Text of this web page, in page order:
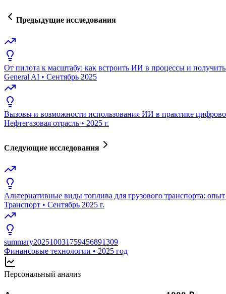
Предыдущие исследования
От пилота к масштабу: как встроить ИИ в процессы и получить
General AI • Сентябрь 2025
Вызовы и возможности использования ИИ в практике
Нефтегазовая отрасль • 2025 г.
Следующие исследования
Альтернативные виды топлива для грузового транспорта:
Транспорт • Сентябрь 2025 г.
summary202510031759456891309
Финансовые технологии • 2025 год
Персональный анализ